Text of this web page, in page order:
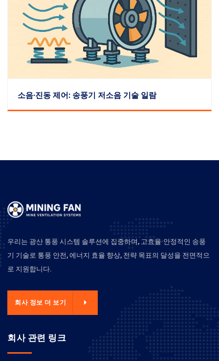
소음·진동 제어: 송풍기 저소음 기술 일람
우리는 광산 통풍 시스템 솔루션에 집중하며, 고효율·안정적인 송풍
기 기술로 통풍 안전, 에너지 효율 향상, 전략 목표의 달성을 전면적으
로 지원합니다.
회사 정보 더 보기
회사 관련 링크